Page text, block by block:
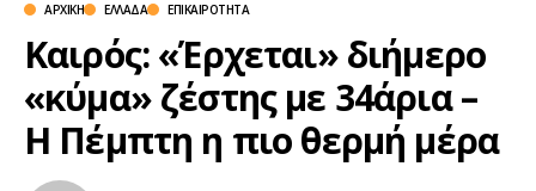
ΑΡΧΙΚΉ
ΕΛΛΆΔΑ ΕΠΙΚΑΙΡΌΤΗΤΑ
Καιρός: «Έρχεται» διήμερο
«κύμα» ζέστης με 34άρια –
Η Πέμπτη η πιο θερμή μέρα